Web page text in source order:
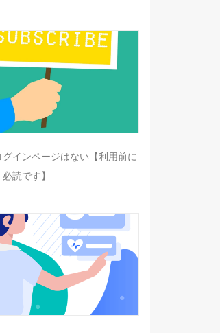
インページはない【利用前に
必読です】